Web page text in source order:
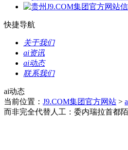
快捷导航
关于我们
ai资讯
ai动态
联系我们
ai动态
当前位置： J9.COM集团官方网站 >
而非完全代替人工：委内瑞拉首都